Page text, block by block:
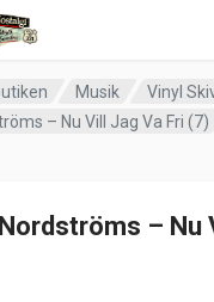
Musik
Vinyl
– Nu Vill Jag Va Fri (7)
– Nu